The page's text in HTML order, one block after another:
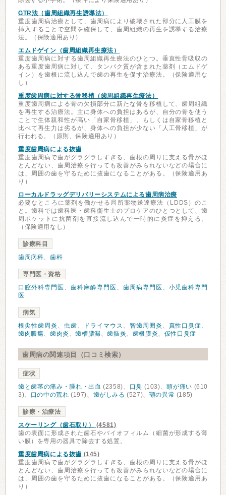
GTR法（歯周組織再生誘導法）
重度歯周病治療として、歯周病により破壊された部分に人工膜を
挿入することで空間を確保して、歯周組織の再生を誘導する治療
法。（保険適用あり）
エムドゲイン（歯周組織再生療法）
重度歯周病に対する歯周組織再生療法のひとつ。垂直性骨吸収の
ある重度歯周病に対して、タンパク質が含まれた薬剤（エムドゲ
イン）を歯根に流し込んで歯の再生を促す治療法。（保険適用な
し）
重度歯周病に対する骨移植（歯周組織再生療法）
重度歯周病による骨の欠損部分に新たな骨を移植して、歯周組織
を再生する治療法。主に身体への負担はあるが、自分の骨を使う
ことで生体親和性が高い「自家骨移植」、もしくは自家骨移植と
比べて再生力は劣るが、身体への負担が少ない「人工骨移植」が
行われる。（原則、保険適用あり）
重度歯周病による抜歯
重度歯周病で歯がグラグラしすぎる、歯根の周りに支える骨がほ
とんどない、歯周治療を行っても改善がみられないなどの場合に
は、周囲の歯を守るために抜歯になることがある。（保険適用あ
り）
ローカルドラッグデリバリーシステムによる歯周病治療
必要なところに薬剤を働かせる局所薬物送達療法（LDDS）のこ
と。歯科では歯科医・歯科衛生士のプロケアのひとつとして、歯
周ポケットに抗菌剤を直接流し込んで一時的に炎症を抑える。
（保険適用なし）
診療科目
歯周病科、歯科
専門医・資格
口腔外科専門医 、 歯科麻酔専門医 、 歯周病専門医 、 小児歯科専門
医
病気
根尖性歯周炎 、 虫歯、 ドライマウス 、 智歯周囲炎 、 真性口臭症、
歯肉膿瘍、歯肉炎 、歯槽膿漏、歯髄炎、 歯根膜炎、 仮性口臭症
歯周病の関連項目（口コミ検索）
症状
歯と歯茎の痛み・腫れ・出血 (2358)、 口臭 (103)、頭が痛い (610
3)、 口の中の荒れ (197)、 歯がしみる (527)、 顎の異常 (185)
診療・治療法
スケーリング（歯石取り）
(4581)
歯の表面に形成された歯石やバイオフィルム（細菌が形成する薄
い膜）を専用の器具で除去する処置。
重度歯周病による抜歯 (145)
重度歯周病で歯がグラグラしすぎる、歯根の周りに支える骨がほ
とんどない、歯周治療を行っても改善がみられないなどの場合に
は、周囲の歯を守るために抜歯になることがある。（保険適用あ
り）